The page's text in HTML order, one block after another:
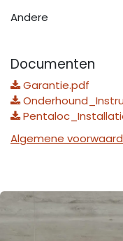
Andere
Documenten
Garantie.pdf
Algemene